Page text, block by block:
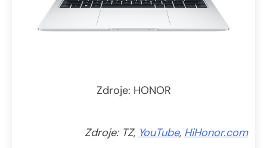
Zdroje: HONOR
Zdroje: TZ, YouTube, HiHonor.com